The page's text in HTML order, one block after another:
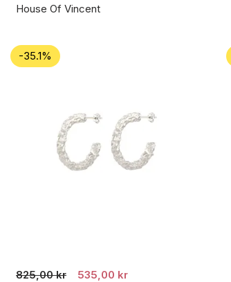
House Of Vincent
-35.1%
825,00 kr 535,00 kr